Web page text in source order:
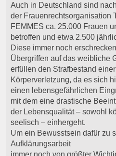
Auch in Deutschland sind
der Frauenrechtsorganisation
FEMMES ca. 25.000 Frauen
betroffen und etwa 2.500
Diese immer noch
Übergriffen auf das weibliche
erfüllen den Strafbestand
Körperverletzung, da es sich
einen lebensgefährlichen
mit dem eine drastische
der Lebensqualität – sowohl
seelisch – einhergeht.
Um ein Bewusstsein dafür zu
Aufklärungsarbeit
immer noch von größter